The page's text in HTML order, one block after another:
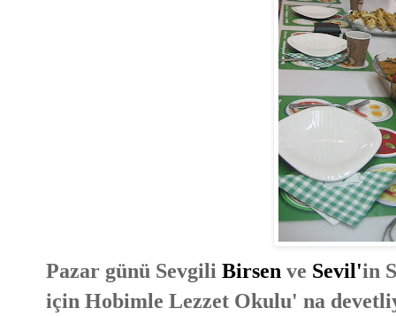
Pazar günü Sevgili Birsen ve Sevil'in
için Hobimle Lezzet Okulu' na